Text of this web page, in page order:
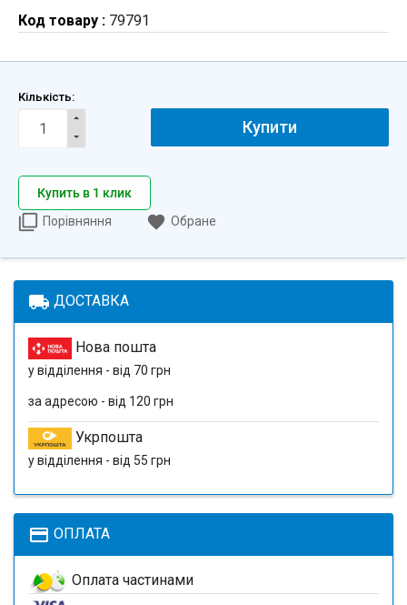
Код товару : 79791
Кількість:
Купити
Купить в 1 клик
Порівняння
Обране
local_shipping ДОСТАВКА
Нова пошта
у відділення - від 70 грн
за адресою - від 120 грн
Укрпошта
у відділення - від 55 грн
payment ОПЛАТА
Оплата частинами